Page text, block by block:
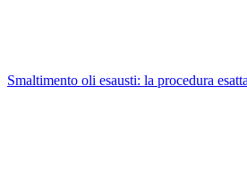
Smaltimento oli esausti: la procedura esatta